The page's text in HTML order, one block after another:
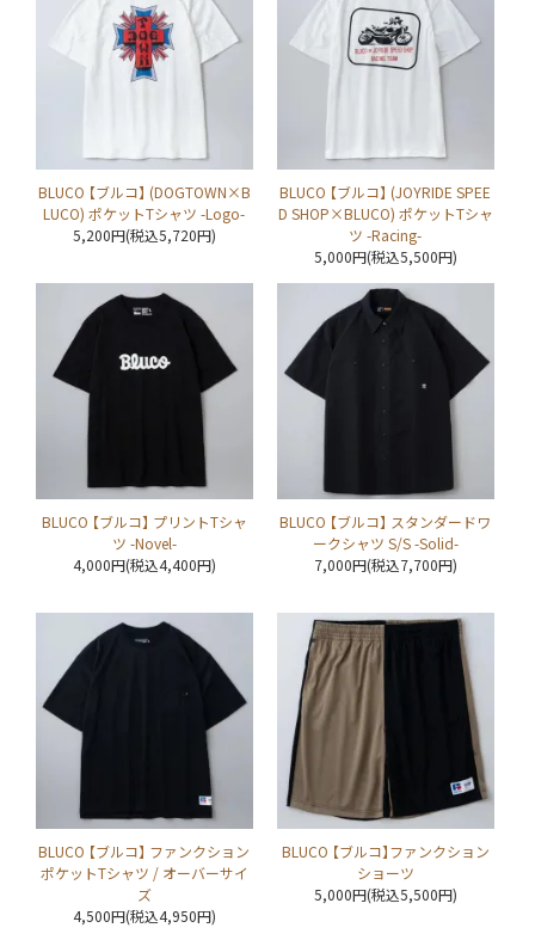
BLUCO 【ブルコ】 (DOGTOWN×B
LUCO) ポケットTシャツ -Logo-
5,200円(税込5,720円)
BLUCO 【ブルコ】 (JOYRIDE SPEE
D SHOP×BLUCO) ポケットTシャ
ツ -Racing-
5,000円(税込5,500円)
BLUCO 【ブルコ】 プリントTシャ
ツ -Novel-
4,000円(税込4,400円)
BLUCO 【ブルコ】 スタンダードワ
ークシャツ S/S -Solid-
7,000円(税込7,700円)
BLUCO 【ブルコ】 ファンクション
ポケットTシャツ / オーバーサイ
ズ
4,500円(税込4,950円)
BLUCO 【ブルコ】ファンクション
ショーツ
5,000円(税込5,500円)